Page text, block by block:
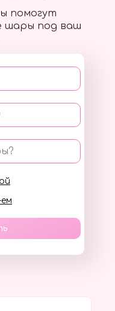
помогут
шары под ваш